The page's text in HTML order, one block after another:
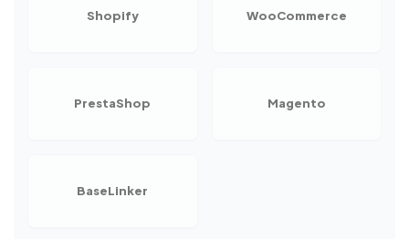
Shopify WooCommerce
PrestaShop Magento
BaseLinker